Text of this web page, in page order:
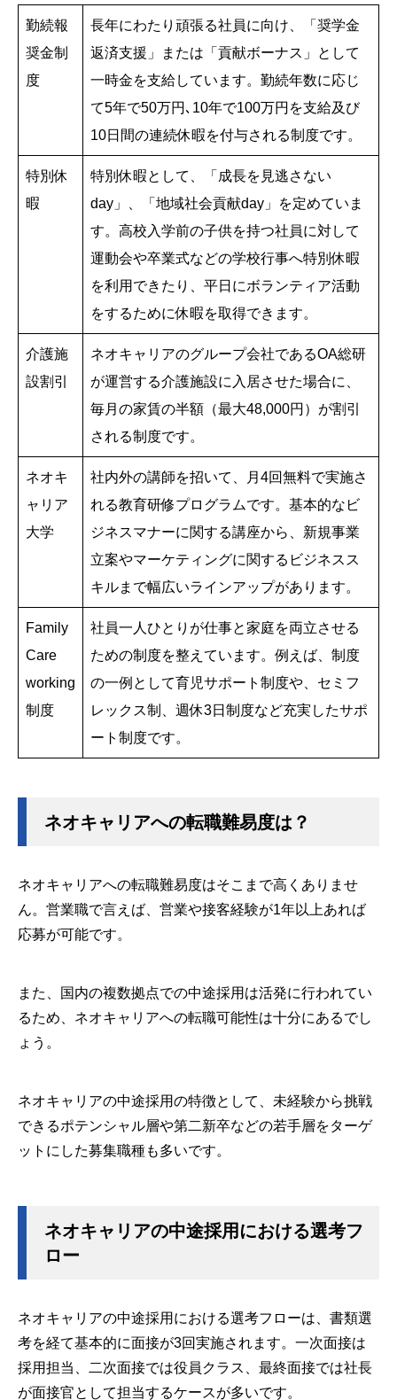
勤続報
奨金制
度
長年にわたり頑張る社員に向け、「奨学金
返済支援」または「貢献ボーナス」として
一時金を支給しています。勤続年数に応じ
て5年で50万円､10年で100万円を支給及び
10日間の連続休暇を付与される制度です。
特別休
暇
特別休暇として、「成長を見逃さない
day」、「地域社会貢献day」を定めていま
す。高校入学前の子供を持つ社員に対して
運動会や卒業式などの学校行事へ特別休暇
を利用できたり、平日にボランティア活動
をするために休暇を取得できます。
介護施
設割引
ネオキャリアのグループ会社であるOA総研
が運営する介護施設に入居させた場合に、
毎月の家賃の半額（最大48,000円）が割引
される制度です。
ネオキ
ャリア
大学
社内外の講師を招いて、月4回無料で実施さ
れる教育研修プログラムです。基本的なビ
ジネスマナーに関する講座から、新規事業
立案やマーケティングに関するビジネスス
キルまで幅広いラインアップがあります。
Family
Care
working
制度
社員一人ひとりが仕事と家庭を両立させる
ための制度を整えています。例えば、制度
の一例として育児サポート制度や、セミフ
レックス制、週休3日制度など充実したサポ
ート制度です。
ネオキャリアへの転職難易度は？
ネオキャリアへの転職難易度はそこまで高くありませ
ん。営業職で言えば、営業や接客経験が1年以上あれば
応募が可能です。
また、国内の複数拠点での中途採用は活発に行われてい
るため、ネオキャリアへの転職可能性は十分にあるでし
ょう。
ネオキャリアの中途採用の特徴として、未経験から挑戦
できるポテンシャル層や第二新卒などの若手層をターゲ
ットにした募集職種も多いです。
ネオキャリアの中途採用における選考フ
ロー
ネオキャリアの中途採用における選考フローは、書類選
考を経て基本的に面接が3回実施されます。一次面接は
採用担当、二次面接では役員クラス、最終面接では社長
が面接官として担当するケースが多いです。